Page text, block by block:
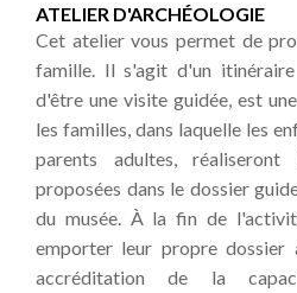
ATELIER D'ARCHÉOLOGIE
Cet atelier vous permet de
famille. Il s'agit d'un
d'être une visite guidée, est
les familles, dans laquelle les
parents adultes,
proposées dans le dossier
du musée. À la fin de
emporter leur propre dossier
accréditation de la